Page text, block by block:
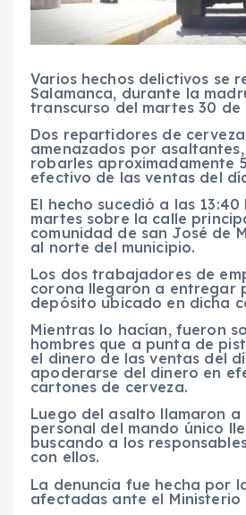
Varios hechos delictivos se
Salamanca, durante la
transcurso del martes 30 de
Dos repartidores de
amenazados por
robarles aproximadamente
efectivo de las ventas del
El hecho sucedió a las 13:40
martes sobre la calle
comunidad de san José de
al norte del municipio.
Los dos trabajadores de
corona llegaron a entregar
depósito ubicado en dicha
Mientras lo hacían, fueron
hombres que a punta de
el dinero de las ventas del
apoderarse del dinero en
cartones de cerveza.
Luego del asalto llamaron a
personal del mando único
buscando a los
con ellos.
La denuncia fue hecha por
afectadas ante el Ministerio